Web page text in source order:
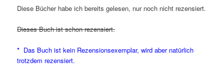
Diese Bücher habe ich bereits gelesen, nur noch nicht rezensiert.
Dieses Buch ist schon rezensiert.
* Das Buch istkein Rezensionsexemplar, wird aber natürlich
trotzdem rezensiert.